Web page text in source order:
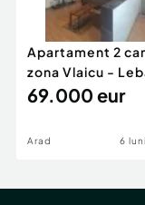
Apartament 2
zona Vlaicu -
69.000 eur
Arad 6